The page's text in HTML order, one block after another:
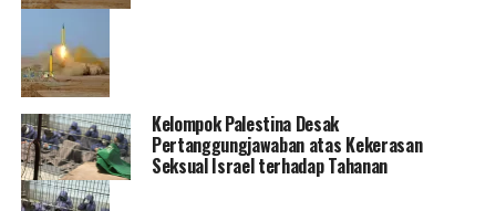
Kelompok Palestina Desak
Pertanggungjawaban atas Kekerasan
Seksual Israel terhadap Tahanan